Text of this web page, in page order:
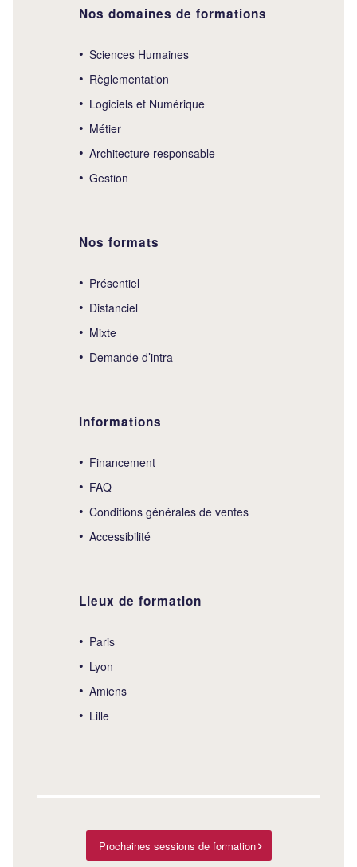
Nos domaines de formations
Sciences Humaines
Règlementation
Logiciels et Numérique
Métier
Architecture responsable
Gestion
Nos formats
Présentiel
Distanciel
Mixte
Demande d’intra
Informations
Financement
FAQ
Conditions générales de ventes
Accessibilité
Lieux de formation
Paris
Lyon
Amiens
Lille
Prochaines sessions de formation